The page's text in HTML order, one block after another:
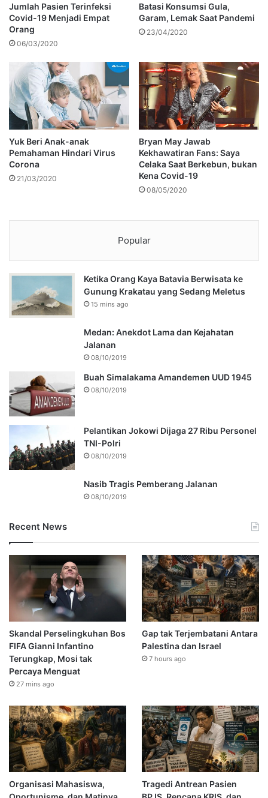
Jumlah Pasien Terinfeksi
Covid-19 Menjadi Empat
Orang
06/03/2020
Batasi Konsumsi Gula,
Garam, Lemak Saat Pandemi
23/04/2020
Yuk Beri Anak-anak
Pemahaman Hindari Virus
Corona
21/03/2020
Bryan May Jawab
Kekhawatiran Fans: Saya
Celaka Saat Berkebun, bukan
Kena Covid-19
08/05/2020
Popular
Ketika Orang Kaya Batavia Berwisata ke
Gunung Krakatau yang Sedang Meletus
15 mins ago
Medan: Anekdot Lama dan Kejahatan
Jalanan
08/10/2019
Buah Simalakama Amandemen UUD 1945
08/10/2019
Pelantikan Jokowi Dijaga 27 Ribu Personel
TNI-Polri
08/10/2019
Nasib Tragis Pemberang Jalanan
08/10/2019
Recent News
Skandal Perselingkuhan Bos
FIFA Gianni Infantino
Terungkap, Mosi tak
Percaya Menguat
27 mins ago
Gap tak Terjembatani Antara
Palestina dan Israel
7 hours ago
Organisasi Mahasiswa,
Tragedi Antrean Pasien